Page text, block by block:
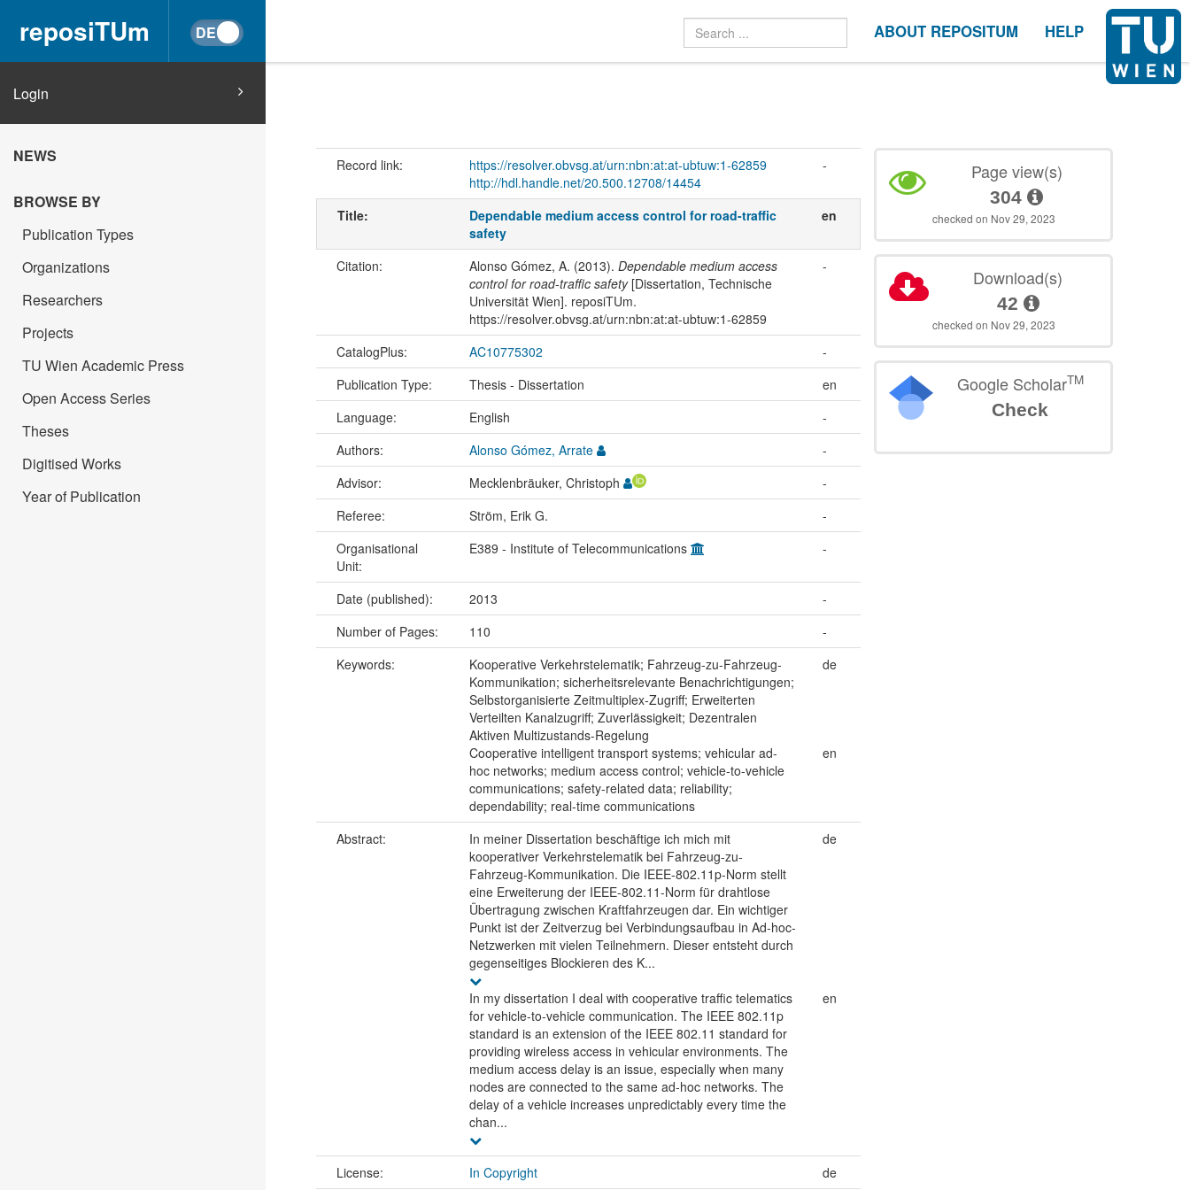
reposiTUm ABOUT REPOSITUM HELP
Login
NEWS
BROWSE BY
Publication Types
Organizations
Researchers
Projects
TU Wien Academic Press
Open Access Series
Theses
Digitised Works
Year of Publication
Record link:
https://resolver.obvsg.at/urn:nbn:at:at-ubtuw:1-62859
http://hdl.handle.net/20.500.12708/14454
-
Title:
Dependable medium access control for road-traffic
safety
en
Citation: Alonso Gómez, A. (2013). Dependable medium access
control for road-traffic safety[Dissertation, Technische
Universität Wien]. reposiTUm.
https://resolver.obvsg.at/urn:nbn:at:at-ubtuw:1-62859
-
CatalogPlus: AC10775302
-
Publication Type:
Thesis - Dissertation
en
Language:
English
-
Authors:
Alonso Gómez, Arrate
-
Advisor:
Mecklenbräuker, Christoph
-
Referee:
Ström, Erik G.
-
Organisational
Unit:
E389 - Institute of Telecommunications -
Date (published): 2013
-
Number of Pages:
110
-
Keywords:
Kooperative Verkehrstelematik; Fahrzeug-zu-Fahrzeug-
Kommunikation; sicherheitsrelevante Benachrichtigungen;
Selbstorganisierte Zeitmultiplex-Zugriff; Erweiterten
Verteilten Kanalzugriff; Zuverlässigkeit; Dezentralen
Aktiven Multizustands-Regelung
de
Cooperative intelligent transport systems; vehicular ad-
hoc networks; medium access control; vehicle-to-vehicle
communications; safety-related data; reliability;
dependability; real-time communications
en
Abstract:
In meiner Dissertation beschäftige ich mich mit
kooperativer Verkehrstelematik bei Fahrzeug-zu-
Fahrzeug-Kommunikation. Die IEEE-802.11p-Norm stellt
eine Erweiterung der IEEE-802.11-Norm für drahtlose
Übertragung zwischen Kraftfahrzeugen dar. Ein wichtiger
Punkt ist der Zeitverzug bei Verbindungsaufbau in Ad-hoc-
Netzwerken mit vielen Teilnehmern. Dieser entsteht durch
gegenseitiges Blockieren des K...
de
In my dissertation I deal with cooperative traffic telematics
for vehicle-to-vehicle communication. The IEEE 802.11p
standard is an extension of the IEEE 802.11 standard for
providing wireless access in vehicular environments. The
medium access delay is an issue, especially when many
nodes are connected to the same ad-hoc networks. The
delay of a vehicle increases unpredictably every time the
chan...
en
License: In Copyright de
Page view(s)
304
checked on Nov 29, 2023
Download(s)
42
checked on Nov 29, 2023
Google ScholarTM
Check